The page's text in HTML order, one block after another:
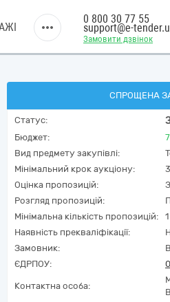
Замовити дзвінок
0 800 30 77 55
support@e-
СПРОЩЕНА
Статус:
Бюджет:
Вид предмету закупівлі:
Мінімальний крок аукціону:
Оцінка пропозицій:
Розгляд пропозицій:
Мінімальна кількість пропозицій:
1
Наявність прекваліфікації:
Замовник:
ЄДРПОУ:
Контактна особа: